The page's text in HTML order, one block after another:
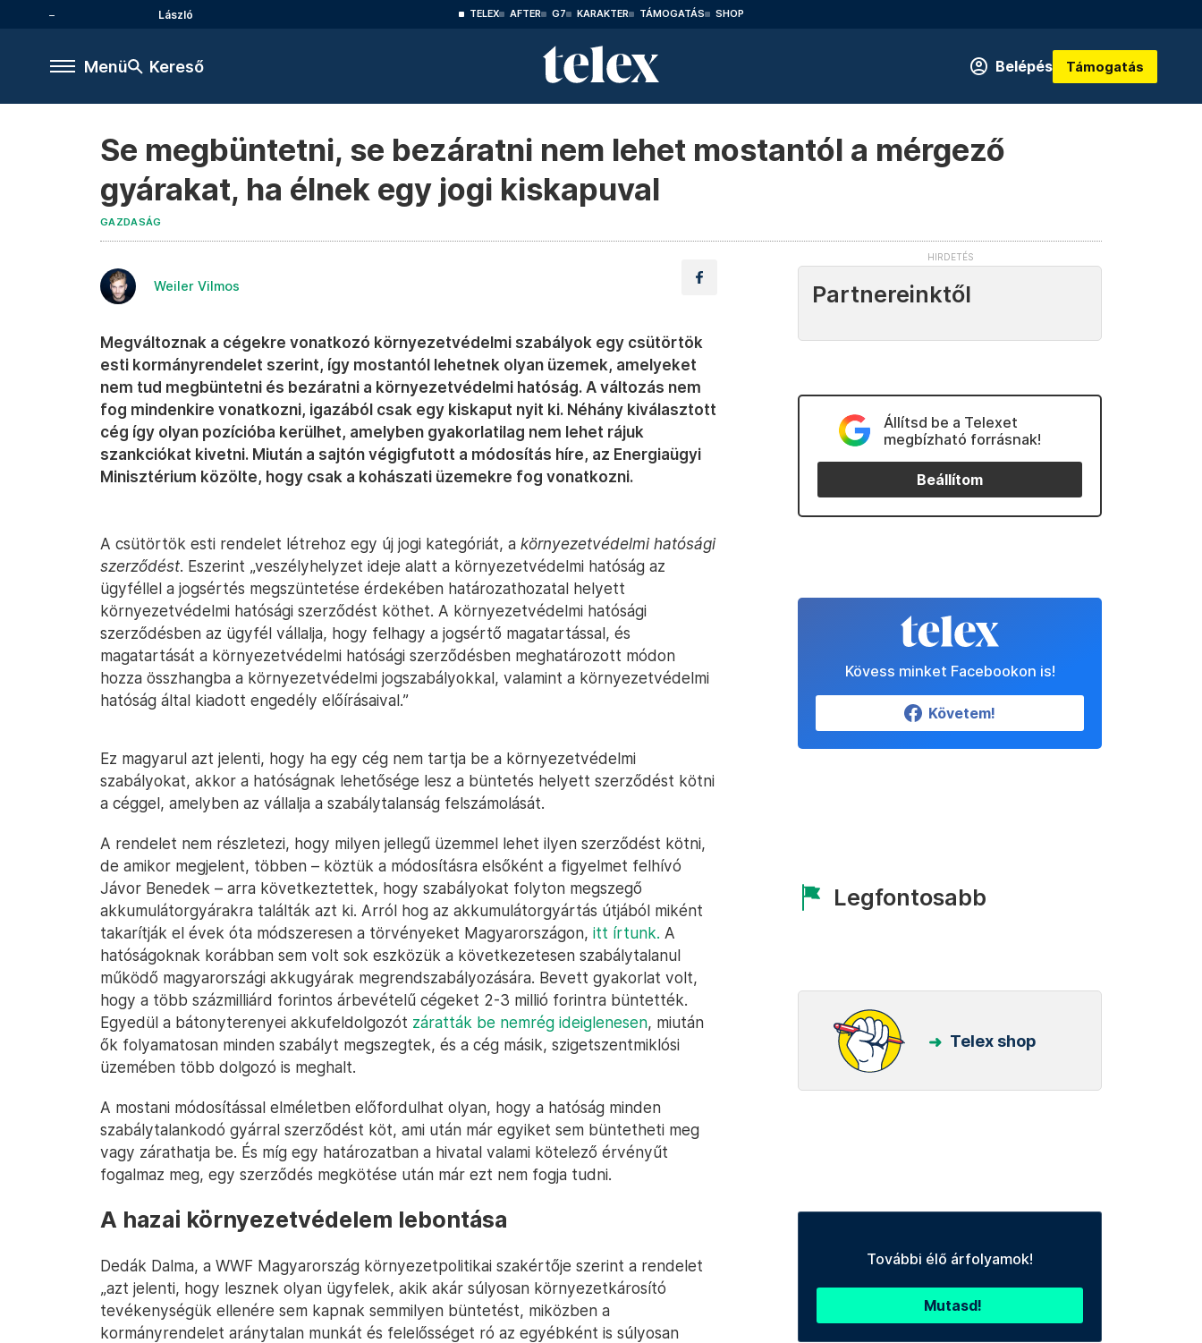
László TELEX AFTER G7 KARAKTER TÁMOGATÁS SHOP
Menü Kereső Belépés Támogatás
Se megbüntetni, se bezáratni nem lehet mostantól a mérgező
gyárakat, ha élnek egy jogi kiskapuval
GAZDASÁG
Weiler Vilmos
Megváltoznak a cégekre vonatkozó környezetvédelmi szabályok egy csütörtök
esti kormányrendelet szerint, így mostantól lehetnek olyan üzemek, amelyeket
nem tud megbüntetni és bezáratni a környezetvédelmi hatóság. A változás nem
fog mindenkire vonatkozni, igazából csak egy kiskaput nyit ki. Néhány kiválasztott
cég így olyan pozícióba kerülhet, amelyben gyakorlatilag nem lehet rájuk
szankciókat kivetni. Miután a sajtón végigfutott a módosítás híre, az Energiaügyi
Minisztérium közölte, hogy csak a kohászati üzemekre fog vonatkozni.
A csütörtök esti rendelet létrehoz egy új jogi kategóriát, a környezetvédelmi hatósági
szerződést. Eszerint „veszélyhelyzet ideje alatt a környezetvédelmi hatóság az
ügyféllel a jogsértés megszüntetése érdekében határozathozatal helyett
környezetvédelmi hatósági szerződést köthet. A környezetvédelmi hatósági
szerződésben az ügyfél vállalja, hogy felhagy a jogsértő magatartással, és
magatartását a környezetvédelmi hatósági szerződésben meghatározott módon
hozza összhangba a környezetvédelmi jogszabályokkal, valamint a környezetvédelmi
hatóság által kiadott engedély előírásaival.”
Ez magyarul azt jelenti, hogy ha egy cég nem tartja be a környezetvédelmi
szabályokat, akkor a hatóságnak lehetősége lesz a büntetés helyett szerződést kötni
a céggel, amelyben az vállalja a szabálytalanság felszámolását.
A rendelet nem részletezi, hogy milyen jellegű üzemmel lehet ilyen szerződést kötni,
de amikor megjelent, többen – köztük a módosításra elsőként a figyelmet felhívó
Jávor Benedek – arra következtettek, hogy szabályokat folyton megszegő
akkumulátorgyárakra találták azt ki. Arról hog az akkumulátorgyártás útjából miként
takarítják el évek óta módszeresen a törvényeket Magyarországon, itt írtunk. A
hatóságoknak korábban sem volt sok eszközük a következetesen szabálytalanul
működő magyarországi akkugyárak megrendszabályozására. Bevett gyakorlat volt,
hogy a több százmilliárd forintos árbevételű cégeket 2-3 millió forintra büntették.
Egyedül a bátonyterenyei akkufeldolgozót záratták be nemrég ideiglenesen, miután
ők folyamatosan minden szabályt megszegtek, és a cég másik, szigetszentmiklósi
üzemében több dolgozó is meghalt.
A mostani módosítással elméletben előfordulhat olyan, hogy a hatóság minden
szabálytalankodó gyárral szerződést köt, ami után már egyiket sem büntetheti meg
vagy zárathatja be. És míg egy határozatban a hivatal valami kötelező érvényűt
fogalmaz meg, egy szerződés megkötése után már ezt nem fogja tudni.
A hazai környezetvédelem lebontása
Dedák Dalma, a WWF Magyarország környezetpolitikai szakértője szerint a rendelet
„azt jelenti, hogy lesznek olyan ügyfelek, akik akár súlyosan környezetkárosító
tevékenységük ellenére sem kapnak semmilyen büntetést, miközben a
kormányrendelet aránytalan munkát és felelősséget ró az egyébként is súlyosan
Partnereinktől
Állítsd be a Telexet
megbízható forrásnak!
Beállítom
Kövess minket Facebookon is!
Követem!
Legfontosabb
Telex shop
További élő árfolyamok!
Mutasd!